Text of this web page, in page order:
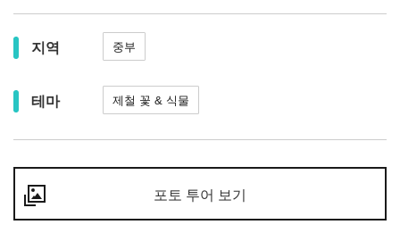
지역 중부
테마 제철 꽃 & 식물
포토 투어 보기